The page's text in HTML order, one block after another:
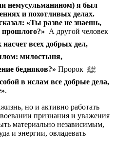
немусульманином) я был
и похотливых делах.
«Ты разве не знаешь,
прошлого?» А другой человек
насчет всех добрых дел,
милостыня,
бедняков?» Пророк ﷺ
в ислам все добрые дела,
.
но и активно работать
признания и уважения
материально независимым,
и энергии, овладевать